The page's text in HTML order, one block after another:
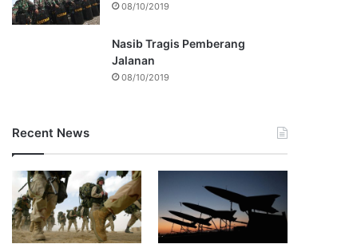
08/10/2019
Nasib Tragis Pemberang
Jalanan
08/10/2019
Recent News